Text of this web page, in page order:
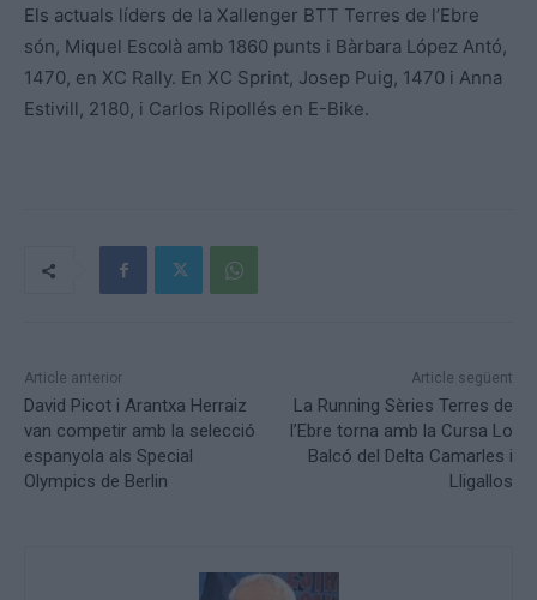
Els actuals líders de la Xallenger BTT Terres de l’Ebre
són, Miquel Escolà amb 1860 punts i Bàrbara López Antó,
1470, en XC Rally. En XC Sprint, Josep Puig, 1470 i Anna
Estivill, 2180, i Carlos Ripollés en E-Bike.
Article anterior
David Picot i Arantxa Herraiz
van competir amb la selecció
espanyola als Special
Olympics de Berlin
Article següent
La Running Sèries Terres de
l’Ebre torna amb la Cursa Lo
Balcó del Delta Camarles i
Lligallos